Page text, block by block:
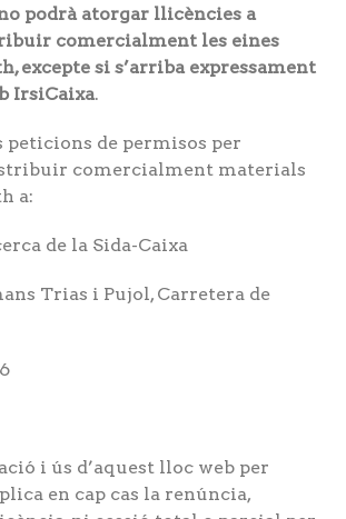
podrà atorgar llicències a
comercialment les eines
excepte si s’arriba expressament
IrsiCaixa.
peticions de permisos per
comercialment materials
a:
de la Sida-Caixa
Trias i Pujol, Carretera de
i ús d’aquest lloc web per
en cap cas la renúncia,